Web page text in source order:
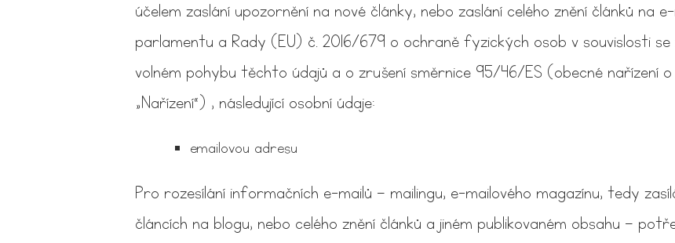
účelem zaslání upozornění na nové články, nebo zaslání celého znění článků na
parlamentu a Rady (EU) č. 2016/679 o ochraně fyzických osob v souvislosti
volném pohybu těchto údajů a o zrušení směrnice 95/46/ES (obecné nařízení
„Nařízení“) , následující osobní údaje:
emailovou adresu
Pro rozesílání informačních e-mailů — mailingu, e-mailového magazínu, tedy
článcích na blogu, nebo celého znění článků a jiném publikovaném obsahu —